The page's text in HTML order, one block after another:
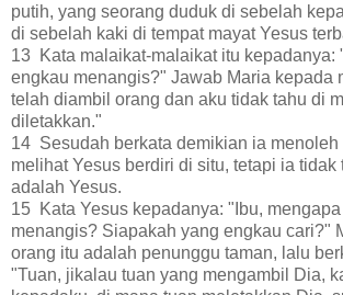
putih, yang seorang duduk di sebelah
di sebelah kaki di tempat mayat Yesus
13 Kata malaikat-malaikat itu kepadanya:
engkau menangis?" Jawab Maria kepada
telah diambil orang dan aku tidak tahu di
diletakkan."
14 Sesudah berkata demikian ia menoleh
melihat Yesus berdiri di situ, tetapi ia tidak
adalah Yesus.
15 Kata Yesus kepadanya: "Ibu,
menangis? Siapakah yang engkau cari?"
orang itu adalah penunggu taman, lalu
"Tuan, jikalau tuan yang mengambil Dia,